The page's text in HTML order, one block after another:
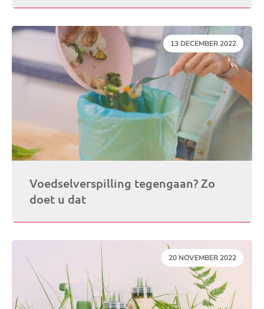
DATUM:
13 DECEMBER 2022
Voedselverspilling tegengaan? Zo
doet u dat
DATUM:
20 NOVEMBER 2022